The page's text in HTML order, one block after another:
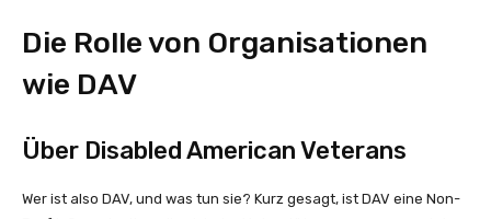
Die Rolle von Organisationen
wie DAV
Über Disabled American Veterans
Wer ist also DAV, und was tun sie? Kurz gesagt, ist DAV eine Non-